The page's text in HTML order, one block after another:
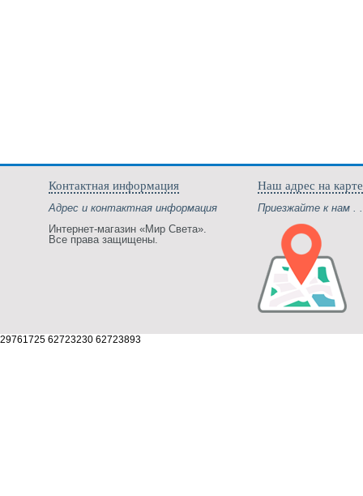
Контактная информация
Адрес и контактная информация
Интернет-магазин «Мир Света».
Все права защищены.
Наш адрес на карте
Приезжайте к нам .
29761725 62723230 62723893